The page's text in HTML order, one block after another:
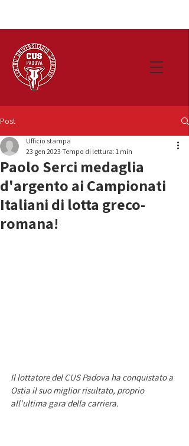
Post
Paolo Serci medaglia
d'argento ai Campionati
Italiani di lotta greco-
romana!
Ufficio stampa
23 gen 2023 Tempo di lettura: 1 min
Il lottatore del CUS Padova ha conquistato a
Ostia il suo miglior risultato, proprio
all’ultima gara della carriera.